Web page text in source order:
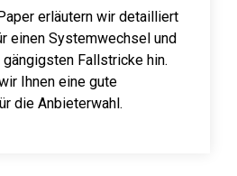
erläutern wir detailliert
einen Systemwechsel und
Fallstricke hin.
Ihnen eine gute
die Anbieterwahl.